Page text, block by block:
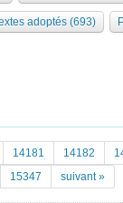
Collège des
adoptés (693)
14181 14182
15347 suivant »